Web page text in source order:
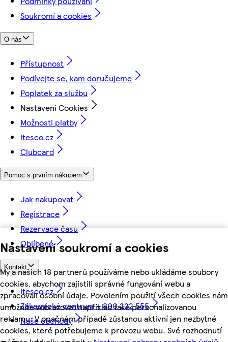
Nastavení soukromí a cookies
My a našich 18 partnerů používáme nebo ukládáme soubory
cookies, abychom zajistili správné fungování webu a
zpracovali osobní údaje. Povolením použití všech cookies nám
umožníte zobrazovat například také personalizovanou
reklamu. V opačném případě zůstanou aktivní jen nezbytné
cookies, které potřebujeme k provozu webu. Své rozhodnutí
Soukromí a cookies
O nás
Přístupnost
Podívejte se, kam doručujeme
Poplatek za službu
Nastavení Cookies
Možnosti platby
itesco.cz
Clubcard
Pomoc s prvním nákupem
Jak nakupovat
Registrace
Rezervace času
Oblíbené
Kontakt
itesco.cz
Zákaznické centrum - 800 222 555
Naše obchody